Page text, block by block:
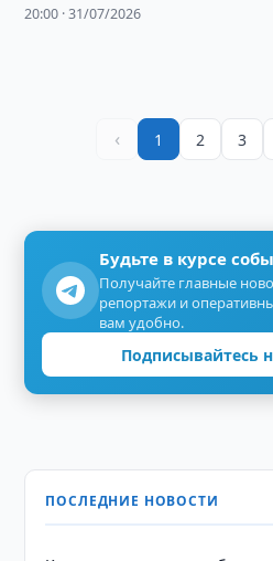
20:00 · 31/07/2026
‹ 1 2 3
Будьте в курсе
Получайте главные
репортажи и
вам удобно.
Подписывайтесь
ПОСЛЕДНИЕ НОВОСТИ